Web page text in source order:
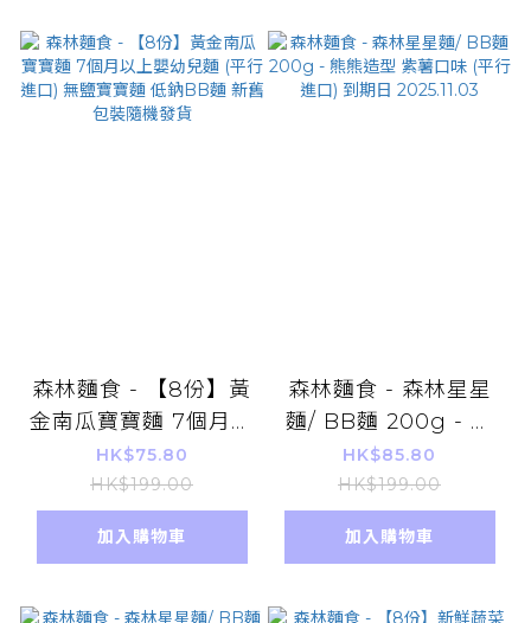
森林麵食 - 【8份】黃
金南瓜寶寶麵 7個月以
上嬰幼兒麵 (平行進
口) 無鹽寶寶麵 低鈉
BB麵 新舊包裝隨機發
貨
HK$75.80
HK$199.00
加入購物車
森林麵食 - 森林星星
麵/ BB麵 200g - 熊
熊造型 紫薯口味 (平行
進口) 到期日
2025.11.03
HK$85.80
HK$199.00
加入購物車